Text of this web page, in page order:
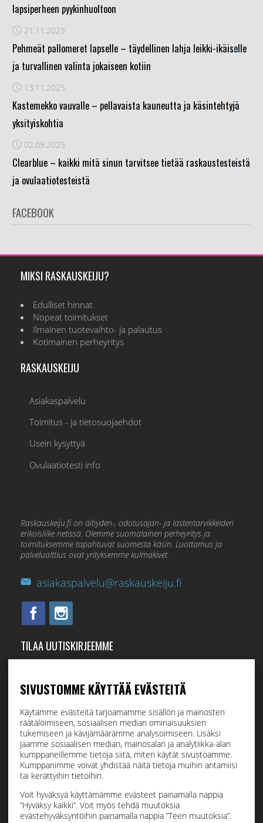
SIVUSTOMME KÄYTTÄÄ EVÄSTEITÄ
Käytämme evästeitä tarjoamamme sisällön ja mainosten
räätälöimiseen, sosiaalisen median ominaisuuksien
tukemiseen ja kävijämäärämme analysoimiseen. Lisäksi
jaamme sosiaalisen median, mainosalan ja analytiikka-alan
kumppaneillemme tietoja siitä, miten käytät sivustoamme.
Kumppanimme voivat yhdistää näitä tietoja muihin antamiisi
tai kerättyihin tietoihin.
Voit hyväksyä käyttämämme evästeet painamalla nappia
”Hyväksy kaikki”. Voit myös tehdä muutoksia
evästehyväksyntöihin painamalla nappia ”Teen muutoksia”.
lapsiperheen pyykinhuoltoon
21.11.2025
Pehmeät pallomeret lapselle – täydellinen lahja leikki-ikäiselle
ja turvallinen valinta jokaiseen kotiin
›
13.11.2025
Kastemekko vauvalle – pellavaista kauneutta ja käsintehtyjä
yksityiskohtia
›
02.09.2025
Clearblue – kaikki mitä sinun tarvitsee tietää raskaustesteistä
ja ovulaatiotesteistä
›
FACEBOOK
MIKSI RASKAUSKEIJU?
Edulliset hinnat
Nopeat toimitukset
Ilmainen tuotevaihto- ja palautus
Kotimainen perheyritys
RASKAUSKEIJU
Asiakaspalvelu
Toimitus - ja tietosuojaehdot
Usein kysyttyä
Ovulaatiotesti info
Raskauskeiju.fi on äitiyden-, odotusajan- ja lastentarvikkeiden
erikoisliike netissä. Olemme suomalainen perheyritys ja
toimituksemme tapahtuvat suomesta käsin. Luottamus ja
palvelualttius ovat yrityksemme kulmakivet.
asiakaspalvelu@raskauskeiju.fi
TILAA UUTISKIRJEEMME
sähköpostiisi.
Hyväksyn henkilötietojen tallentamisen (lue)
Tilaa